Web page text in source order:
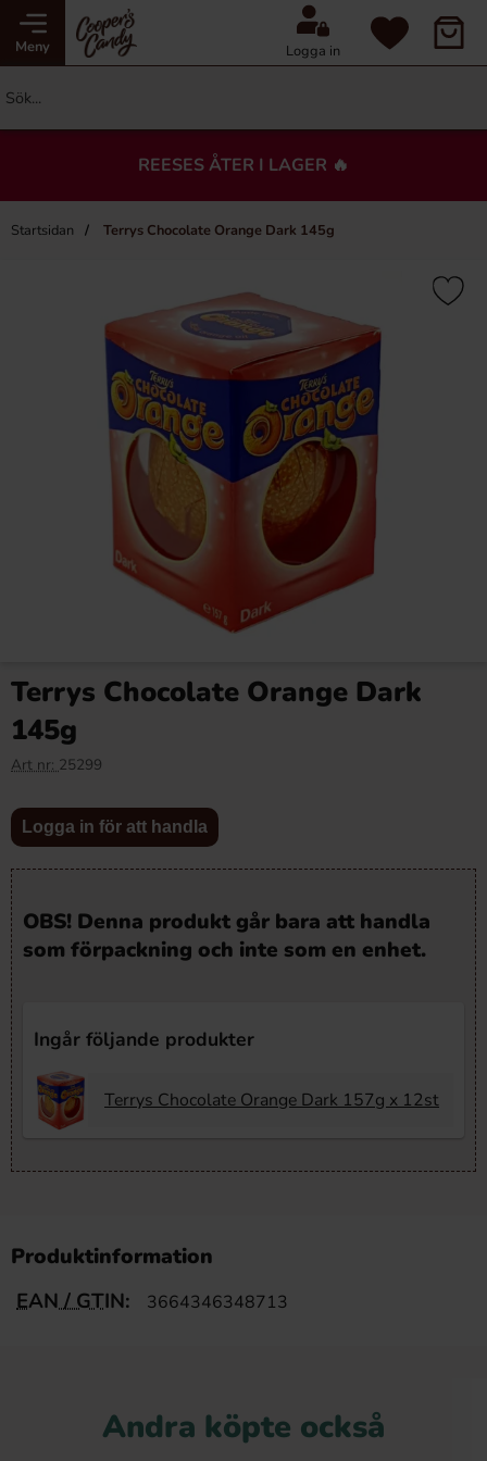
Meny Logga in
REESES ÅTER I LAGER 🔥
Startsidan Terrys Chocolate Orange Dark 145g
Terrys Chocolate Orange Dark
145g
Art nr: 25299
Logga in för att handla
OBS! Denna produkt går bara att handla
som förpackning och inte som en enhet.
Ingår följande produkter
Terrys Chocolate Orange Dark 157g x 12st
Produktinformation
EAN / GTIN:
3664346348713
Andra köpte också